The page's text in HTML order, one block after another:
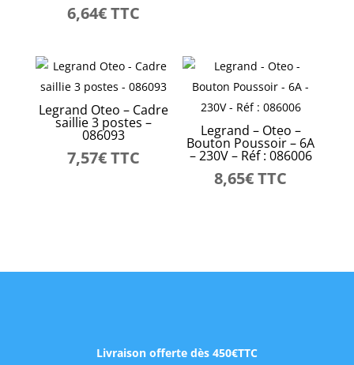
6,64€TTC
Legrand Oteo – Cadre
saillie 3 postes –
086093
7,57€TTC
Legrand – Oteo –
Bouton Poussoir – 6A
– 230V – Réf : 086006
8,65€TTC
Livraison offerte dès 450€TTC